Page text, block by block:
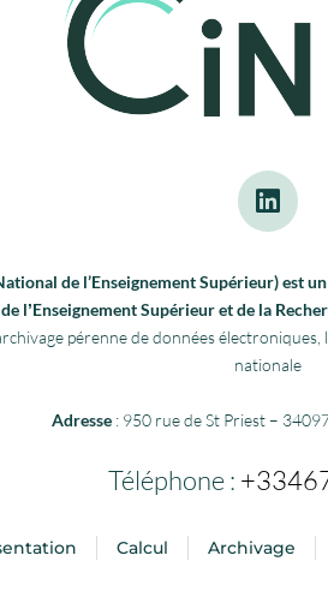
de l’Enseignement Supérieur) est
lʼEnseignement Supérieur et de la
pérenne de données
nationale
Adresse : 950 rue de St Priest –
Téléphone :
Calcul Archivage